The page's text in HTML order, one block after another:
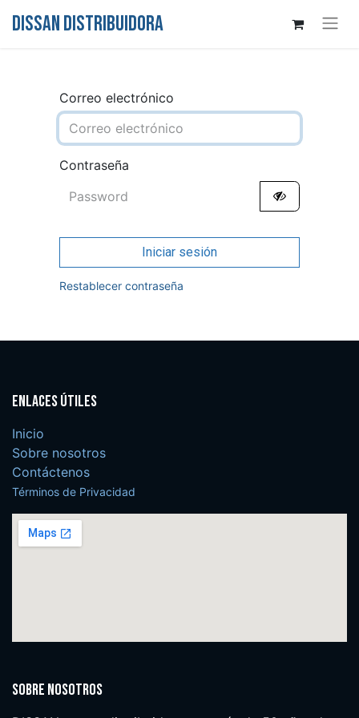
DISSAN DISTRIBUIDORA
Correo electrónico
Contraseña
Iniciar sesión
Restablecer contraseña
Enlaces útiles
Inicio
Sobre nosotros
Contáctenos
Términos de Privacidad
Sobre nosotros